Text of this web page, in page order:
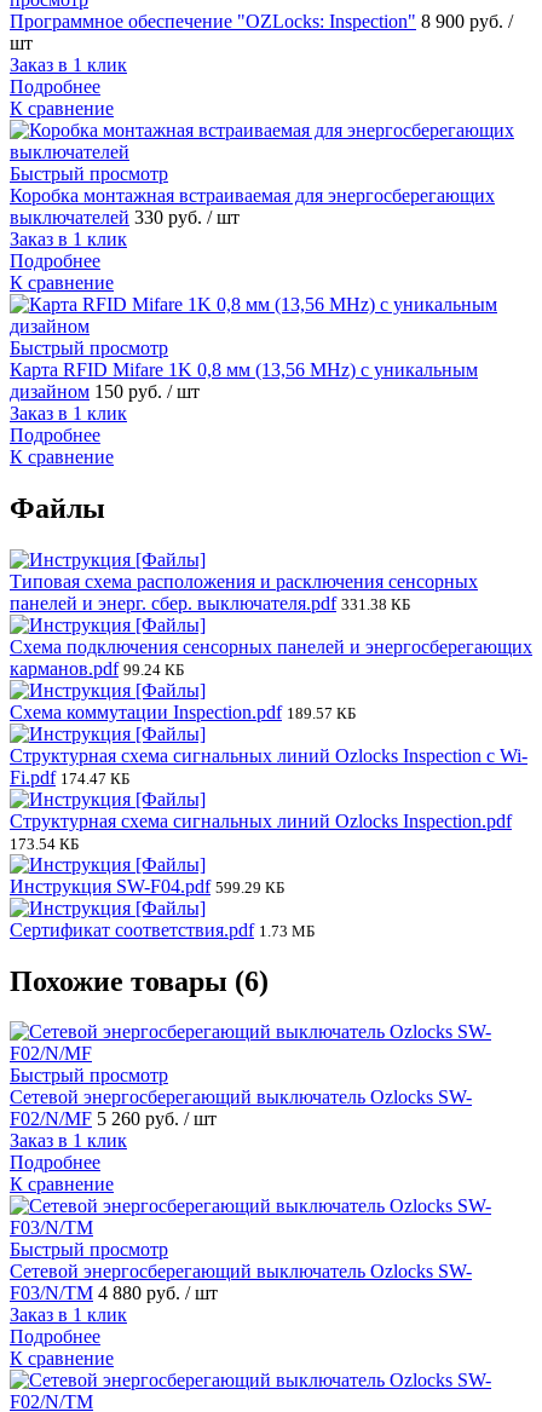
Программное обеспечение "OZLocks: Inspection" 8 900 руб. /
шт
Заказ в 1 клик
Подробнее
К сравнение
Быстрый просмотр
Коробка монтажная встраиваемая для энергосберегающих
выключателей 330 руб. / шт
Заказ в 1 клик
Подробнее
К сравнение
Быстрый просмотр
Карта RFID Mifare 1K 0,8 мм (13,56 MHz) с уникальным
дизайном 150 руб. / шт
Заказ в 1 клик
Подробнее
К сравнение
Файлы
Типовая схема расположения и расключения сенсорных
панелей и энерг. сбер. выключателя.pdf 331.38 КБ
Схема подключения сенсорных панелей и энергосберегающих
карманов.pdf 99.24 КБ
Схема коммутации Inspection.pdf 189.57 КБ
Структурная схема сигнальных линий Ozlocks Inspection c Wi-
Fi.pdf 174.47 КБ
Структурная схема сигнальных линий Ozlocks Inspection.pdf
173.54 КБ
Инструкция SW-F04.pdf 599.29 КБ
Сертификат соответствия.pdf 1.73 МБ
Похожие товары (6)
Быстрый просмотр
Сетевой энергосберегающий выключатель Ozlocks SW-
F02/N/MF 5 260 руб. / шт
Заказ в 1 клик
Подробнее
К сравнение
Быстрый просмотр
Сетевой энергосберегающий выключатель Ozlocks SW-
F03/N/TM 4 880 руб. / шт
Заказ в 1 клик
Подробнее
К сравнение